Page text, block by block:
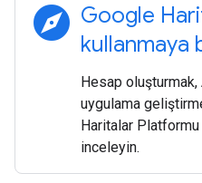
explore Google
kullanmaya
Hesap oluşturmak,
uygulama
Haritalar Platformu
inceleyin.